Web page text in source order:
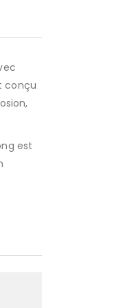
conçu
est